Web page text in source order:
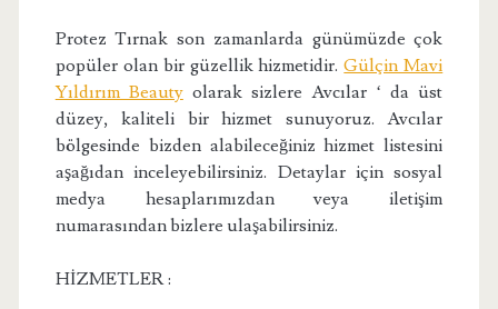
Protez Tırnak son zamanlarda günümüzde çok
popüler olan bir güzellik hizmetidir.Gülçin Mavi
Yıldırım Beautyolarak sizlere Avcılar ‘ da üst
düzey, kaliteli bir hizmet sunuyoruz. Avcılar
bölgesinde bizden alabileceğiniz hizmet listesini
aşağıdan inceleyebilirsiniz. Detaylar için sosyal
medya hesaplarımızdan veya iletişim
numarasından bizlere ulaşabilirsiniz.
HİZMETLER :